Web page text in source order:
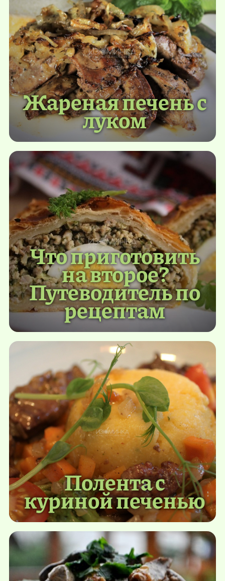
Жареная печень с
луком
Что приготовить
на второе?
Путеводитель по
рецептам
Полента с
куриной печенью